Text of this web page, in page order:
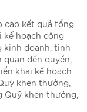
kết quả tổng
kế hoạch công
kinh doanh, tình
đến quyền,
khai kế hoạch
khen thưởng,
Quỹ khen thưởng,